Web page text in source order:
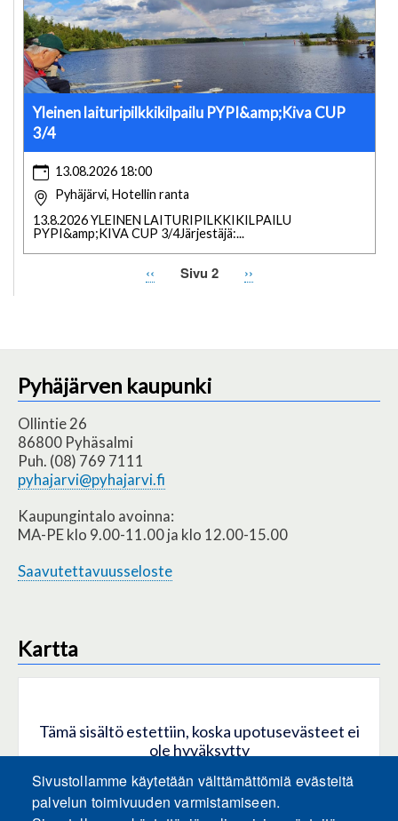
Yleinen laituripilkkikilpailu PYPI&amp;Kiva CUP
3/4
13.08.2026 18:00
Pyhäjärvi, Hotellin ranta
13.8.2026 YLEINEN LAITURIPILKKIKILPAILU
PYPI&amp;KIVA CUP 3/4Järjestäjä:...
Edellinen
‹‹ Sivu 2
Seuraava
››
Pyhäjärven kaupunki
Ollintie 26
86800 Pyhäsalmi
Puh. (08) 769 7111
pyhajarvi@pyhajarvi.fi
Kaupungintalo avoinna:
MA-PE klo 9.00-11.00 ja klo 12.00-15.00
Saavutettavuusseloste
Kartta
Tämä sisältö estettiin, koska upotusevästeet ei
ole hyväksytty
HYVÄKSY KAIKKI EVÄSTEET
Sivustollamme käytetään välttämättömiä evästeitä
palvelun toimivuuden varmistamiseen.